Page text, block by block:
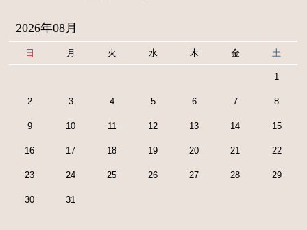
2026年08月
日 月 火 水 木 金 土
1
2 3 4 5 6 7 8
9 10 11 12 13 14 15
16 17 18 19 20 21 22
23 24 25 26 27 28 29
30 31